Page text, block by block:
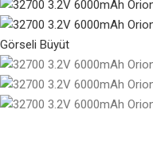
Görseli Büyüt